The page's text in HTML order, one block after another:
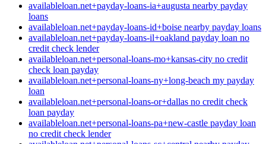
availableloan.net+payday-loans-ia+augusta nearby payday
loans
availableloan.net+payday-loans-id+boise nearby payday loans
availableloan.net+payday-loans-il+oakland payday loan no
credit check lender
availableloan.net+personal-loans-mo+kansas-city no credit
check loan payday
availableloan.net+personal-loans-ny+long-beach my payday
loan
availableloan.net+personal-loans-or+dallas no credit check
loan payday
availableloan.net+personal-loans-pa+new-castle payday loan
no credit check lender